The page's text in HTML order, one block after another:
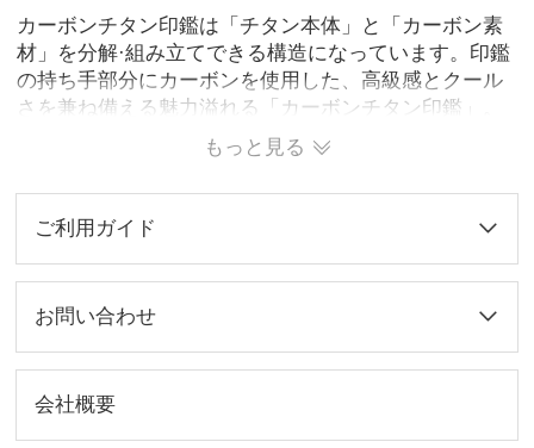
カーボンチタン印鑑は「チタン本体」と「カーボン素
材」を分解·組み立てできる構造になっています。印鑑
の持ち手部分にカーボンを使用した、高級感とクール
さを兼ね備える魅力溢れる「カーボンチタン印鑑」。
もっと見る
ご利用ガイド
お問い合わせ
会社概要